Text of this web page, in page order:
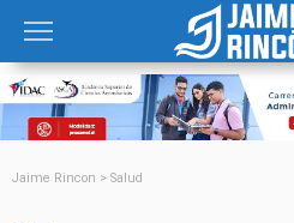
Jaime Rincon > Salud